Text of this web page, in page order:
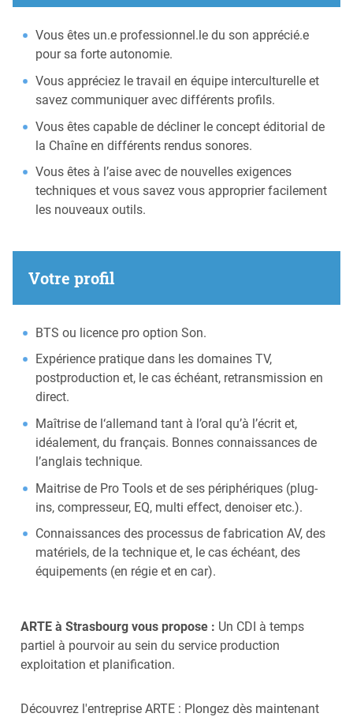
Vous êtes un.e professionnel.le du son apprécié.e
pour sa forte autonomie.
Vous appréciez le travail en équipe interculturelle et
savez communiquer avec différents profils.
Vous êtes capable de décliner le concept éditorial de
la Chaîne en différents rendus sonores.
Vous êtes à l’aise avec de nouvelles exigences
techniques et vous savez vous approprier facilement
les nouveaux outils.
Votre profil
BTS ou licence pro option Son.
Expérience pratique dans les domaines TV,
postproduction et, le cas échéant, retransmission en
direct.
Maîtrise de l‘allemand tant à l’oral qu’à l’écrit et,
idéalement, du français. Bonnes connaissances de
l’anglais technique.
Maitrise de Pro Tools et de ses périphériques (plug-
ins, compresseur, EQ, multi effect, denoiser etc.).
Connaissances des processus de fabrication AV, des
matériels, de la technique et, le cas échéant, des
équipements (en régie et en car).
ARTE à Strasbourg vous propose : Un CDI à temps
partiel à pourvoir au sein du service production
exploitation et planification.
Découvrez l'entreprise ARTE : Plongez dès maintenant